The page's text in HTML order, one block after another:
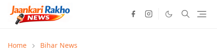
Home Bihar News